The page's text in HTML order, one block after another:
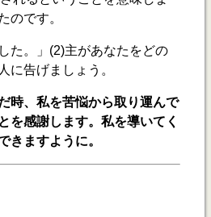
のです。
た。」(2)主があなたをどの
に告げましょう。
時、私を苦悩から取り運んで
を感謝します。私を導いてく
きますように。